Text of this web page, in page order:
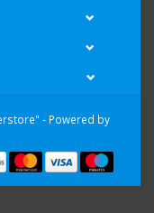
- Powered by